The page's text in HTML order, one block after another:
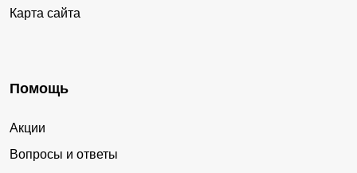
Карта сайта
Помощь
Акции
Вопросы и ответы